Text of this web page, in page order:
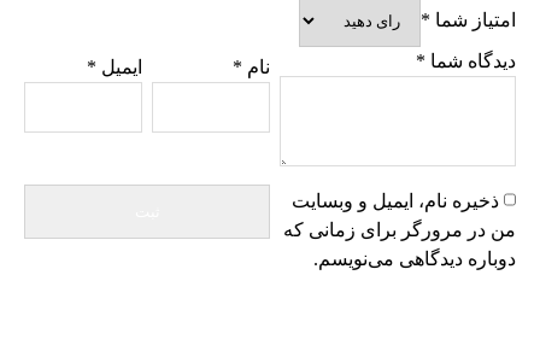
امتیاز شما *
دیدگاه شما * نام * ایمیل *
ذخیره نام، ایمیل و وبسایت
من در مرورگر برای زمانی که
دوباره دیدگاهی می‌نویسم.